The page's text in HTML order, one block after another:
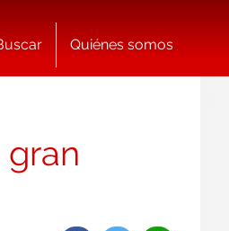
Quiénes somos